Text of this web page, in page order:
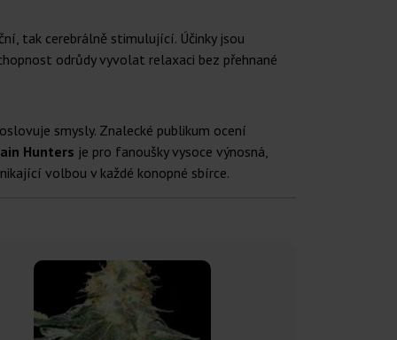
tak cerebrálně stimulující. Účinky jsou
odrůdy vyvolat relaxaci bez přehnané
smysly. Znalecké publikum ocení
Hunters je pro fanoušky vysoce výnosná,
volbou v každé konopné sbírce.